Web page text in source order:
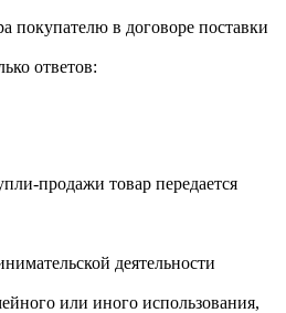
покупателю в договоре поставки
ответов:
продажи товар передается
деятельности
или иного использования,